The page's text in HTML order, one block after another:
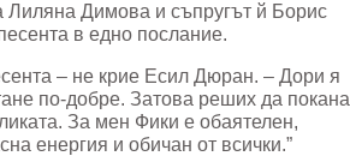
Лиляна Димова и съпругът й Борис
в едно послание.
– не крие Есил Дюран. – Дори я
по-добре. Затова реших да покана
За мен Фики е обаятелен,
енергия и обичан от всички.”